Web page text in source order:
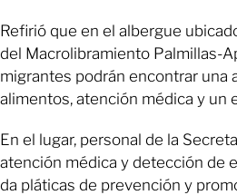
Refirió que en el albergue
del Macrolibramiento Palmillas-
migrantes podrán encontrar una
alimentos, atención médica y un
En el lugar, personal de la
atención médica y detección de
da pláticas de prevención y